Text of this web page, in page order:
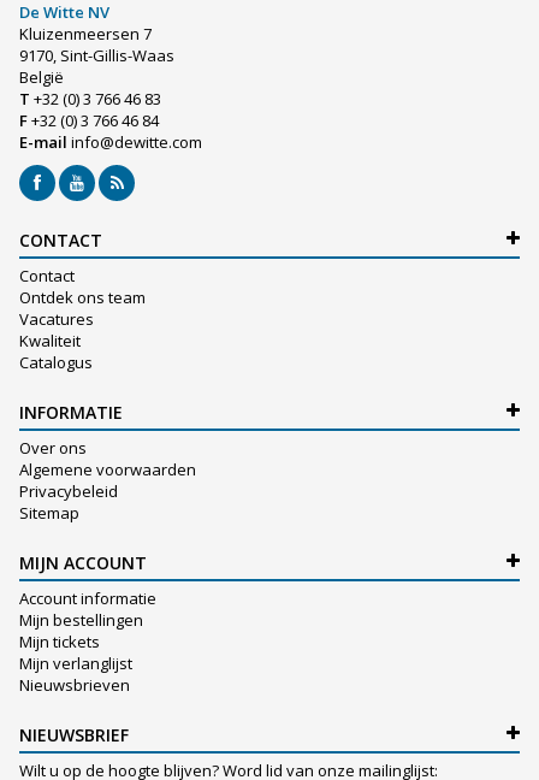
De Witte NV
Kluizenmeersen 7
9170, Sint-Gillis-Waas
België
T +32 (0) 3 766 46 83
F+32 (0) 3 766 46 84
E-mail info@dewitte.com
CONTACT
Contact
Ontdek ons team
Vacatures
Kwaliteit
Catalogus
INFORMATIE
Over ons
Algemene voorwaarden
Privacybeleid
Sitemap
MIJN ACCOUNT
Account informatie
Mijn bestellingen
Mijn tickets
Mijn verlanglijst
Nieuwsbrieven
NIEUWSBRIEF
Wilt u op de hoogte blijven? Word lid van onze mailinglijst: